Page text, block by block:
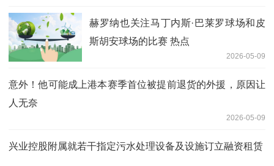
赫罗纳也关注马丁内斯·巴莱罗球场和皮
斯胡安球场的比赛 热点
2026-05-09
意外！他可能成上港本赛季首位被提前退货的外援，原因让
人无奈
2026-05-09
兴业控股附属就若干指定污水处理设备及设施订立融资租赁